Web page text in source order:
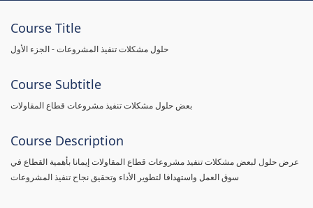
Course Title
حلول مشكلات تنفيذ المشروعات - الجزء الأول
Course Subtitle
بعض حلول مشكلات تنفيذ مشروعات قطاع المقاولات
Course Description
عرض حلول لبعض مشكلات تنفيذ مشروعات قطاع المقاولات إيمانا بأهمية القطاع في
سوق العمل واستهدافا لتطوير الأداء وتحقيق نجاح تنفيذ المشروعات